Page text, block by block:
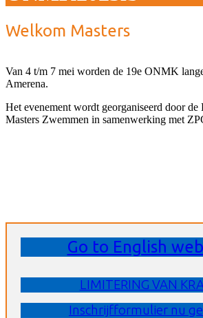
Welkom Masters
Van 4 t/m 7 mei worden de 19e ONMK
Amerena.
Het evenement wordt georganiseerd door
Masters Zwemmen in samenwerking met
Go to English
LIMITERING VAN
Inschrijfformulier nu